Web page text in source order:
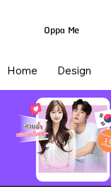
Oppa Me
Home Design